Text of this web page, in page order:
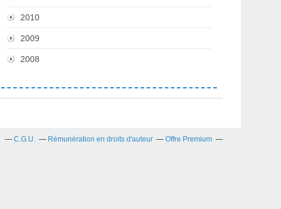
2010
2009
2008
C.G.U. Rémunération en droits d'auteur
Offre Premium